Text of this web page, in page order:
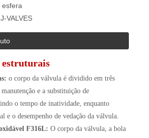
esfera
J-VALVES
estruturais
o corpo da válvula é dividido em três
e a substituição de
o tempo de inatividade, enquanto
e o desempenho de vedação da válvula.
F316L: O corpo da válvula, a bola